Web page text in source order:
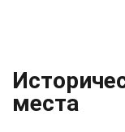
места